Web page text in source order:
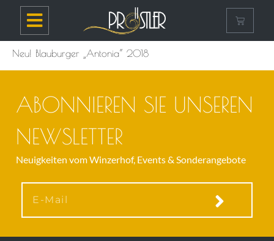
Neu! Blauburger „Antonia“ 2018
ABONNIEREN SIE UNSEREN
NEWSLETTER
Neuigkeiten vom Winzerhof, Events & Sonderangebote